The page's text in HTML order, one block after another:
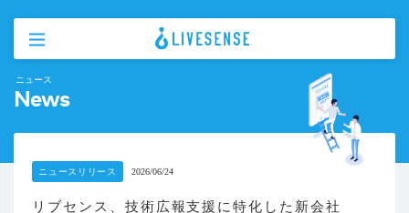
ニュース
News
ニュースリリース 2026/06/24
リブセンス、技術広報支援に特化した新会社